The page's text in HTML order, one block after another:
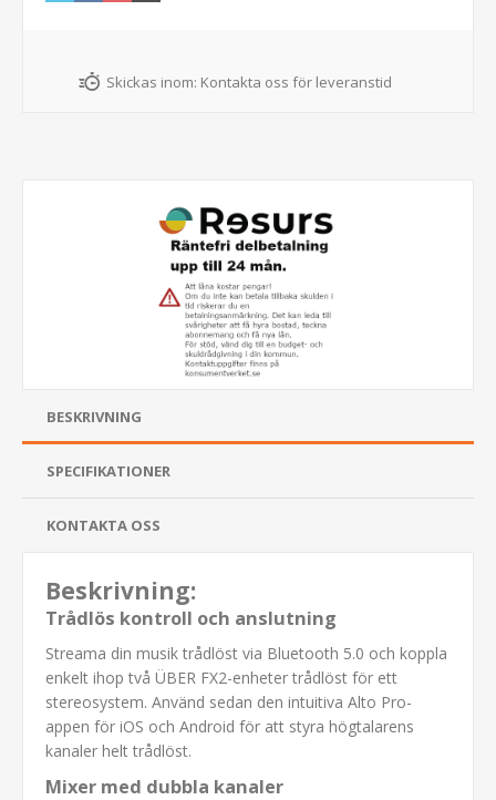
Skickas inom: Kontakta oss för leveranstid
BESKRIVNING
SPECIFIKATIONER
KONTAKTA OSS
Beskrivning:
Trådlös kontroll och anslutning
Streama din musik trådlöst via Bluetooth 5.0 och koppla
enkelt ihop två ÜBER FX2-enheter trådlöst för ett
stereosystem. Använd sedan den intuitiva Alto Pro-
appen för iOS och Android för att styra högtalarens
kanaler helt trådlöst.
Mixer med dubbla kanaler